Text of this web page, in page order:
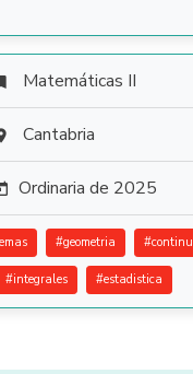
Matemáticas II
Cantabria
Ordinaria de 2025
#geometria #
#integrales #estadistica